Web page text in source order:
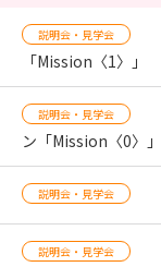
説明会・見学会
「Mission〈1〉」
説明会・見学会
ン「Mission〈0〉」
説明会・見学会
説明会・見学会